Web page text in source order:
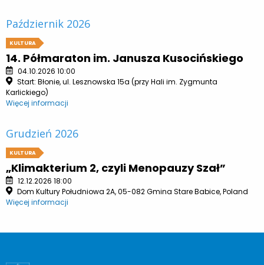
Październik 2026
KULTURA
14. Półmaraton im. Janusza Kusocińskiego
04.10.2026 10:00
Start: Błonie, ul. Lesznowska 15a (przy Hali im. Zygmunta
Karlickiego)
Więcej informacji
Grudzień 2026
KULTURA
„Klimakterium 2, czyli Menopauzy Szał”
12.12.2026 18:00
Dom Kultury Południowa 2A, 05-082 Gmina Stare Babice, Poland
Więcej informacji